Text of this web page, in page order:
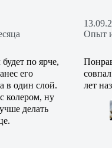
по ярче,
его
в один слой.
колером, ну
делать
Опыт
лет